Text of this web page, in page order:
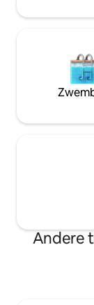
Niagara Falls
Bob 's yer
te halen voor
gerenoveerde
Andere